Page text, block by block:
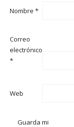
Nombre *
Correo
electrónico
*
Web
Guarda mi